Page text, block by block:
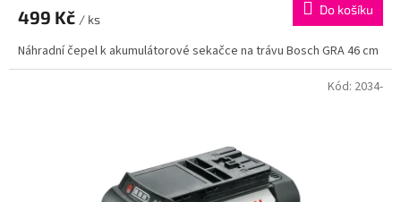
499 Kč / ks
Do košíku
Náhradní čepel k akumulátorové sekačce na trávu Bosch GRA 46 cm
Kód: 2034-